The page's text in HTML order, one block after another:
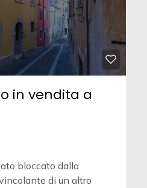
in vendita a
bloccato dalla
di un altro